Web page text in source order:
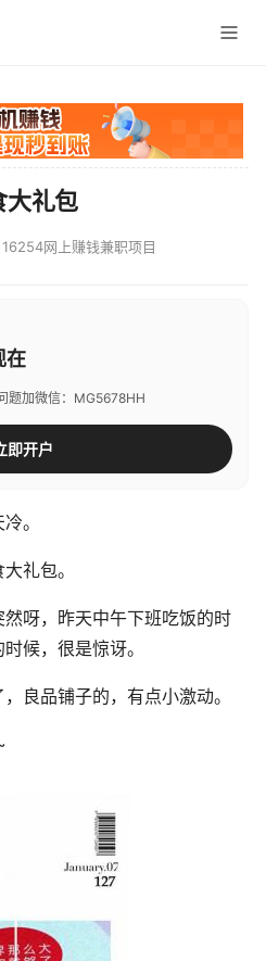
大礼包
16254网上赚钱兼职项目
在
题加微信：MG5678HH
即开户
。
礼包。
呀，昨天中午下班吃饭的时
候，很是惊讶。
良品铺子的，有点小激动。